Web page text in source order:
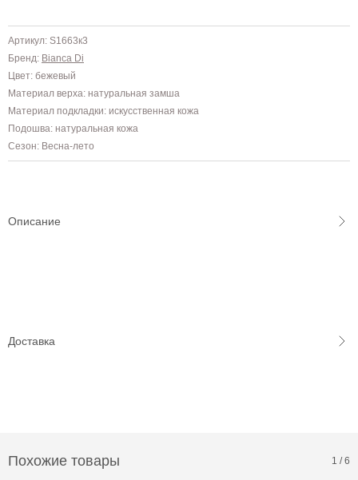
Артикул: S1663к3
Бренд: Bianca Di
Цвет: бежевый
Материал верха: натуральная замша
Материал подкладки: искусственная кожа
Подошва: натуральная кожа
Сезон: Весна-лето
Описание
Доставка
Похожие товары 1 /6